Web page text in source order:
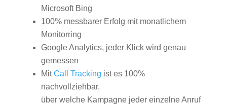
Microsoft Bing
100% messbarer Erfolg mit monatlichem
Monitorring
Google Analytics, jeder Klick wird genau
gemessen
MitCall Tracking ist es 100%
nachvollziehbar,
über welche Kampagne jeder einzelne Anruf